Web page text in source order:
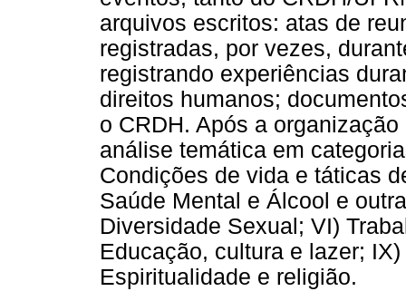
arquivos escritos: atas de
registradas, por vezes,
registrando experiências
direitos humanos;
o CRDH. Após a
análise temática em
Condições de vida e táticas
Saúde Mental e Álcool e
Diversidade Sexual; VI)
Educação, cultura e lazer;
Espiritualidade e religião.